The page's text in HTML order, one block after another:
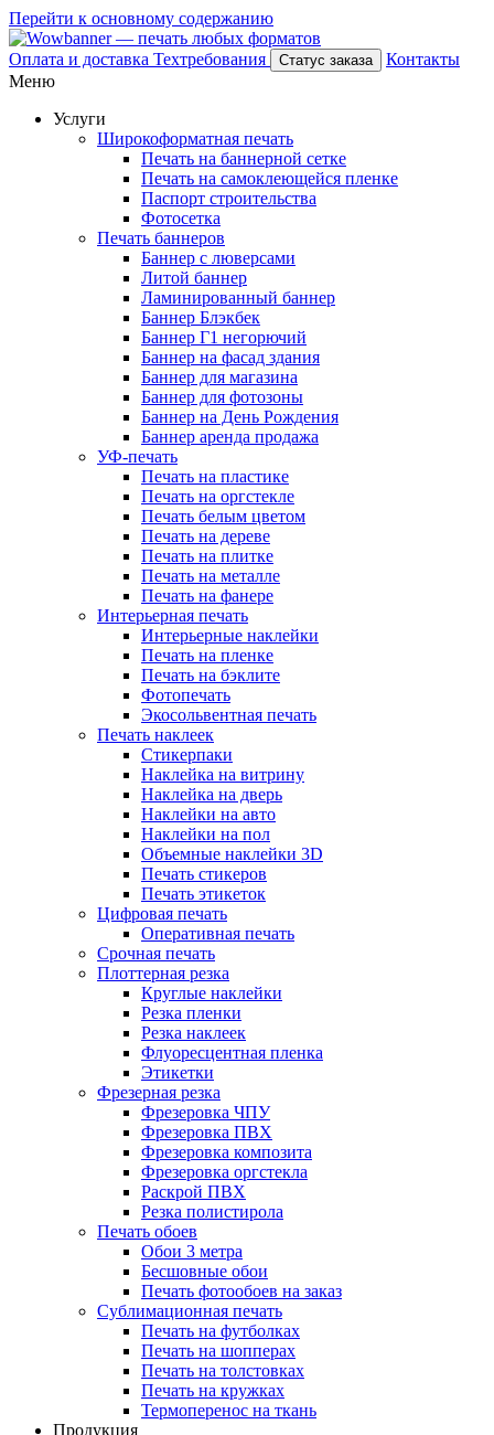
Перейти к основному содержанию
Оплата и доставка Техтребования Статус заказа
Контакты
Меню
Услуги
Широкоформатная печать
Печать на баннерной сетке
Печать на самоклеющейся пленке
Паспорт строительства
Фотосетка
Печать баннеров
Баннер с люверсами
Литой баннер
Ламинированный баннер
Баннер Блэкбек
Баннер Г1 негорючий
Баннер на фасад здания
Баннер для магазина
Баннер для фотозоны
Баннер на День Рождения
Баннер аренда продажа
УФ-печать
Печать на пластике
Печать на оргстекле
Печать белым цветом
Печать на дереве
Печать на плитке
Печать на металле
Печать на фанере
Интерьерная печать
Интерьерные наклейки
Печать на пленке
Печать на бэклите
Фотопечать
Экосольвентная печать
Печать наклеек
Стикерпаки
Наклейка на витрину
Наклейка на дверь
Наклейки на авто
Наклейки на пол
Объемные наклейки 3D
Печать стикеров
Печать этикеток
Цифровая печать
Оперативная печать
Срочная печать
Плоттерная резка
Круглые наклейки
Резка пленки
Резка наклеек
Флуоресцентная пленка
Этикетки
Фрезерная резка
Фрезеровка ЧПУ
Фрезеровка ПВХ
Фрезеровка композита
Фрезеровка оргстекла
Раскрой ПВХ
Резка полистирола
Печать обоев
Обои 3 метра
Бесшовные обои
Печать фотообоев на заказ
Сублимационная печать
Печать на футболках
Печать на шопперах
Печать на толстовках
Печать на кружках
Термоперенос на ткань
Продукция